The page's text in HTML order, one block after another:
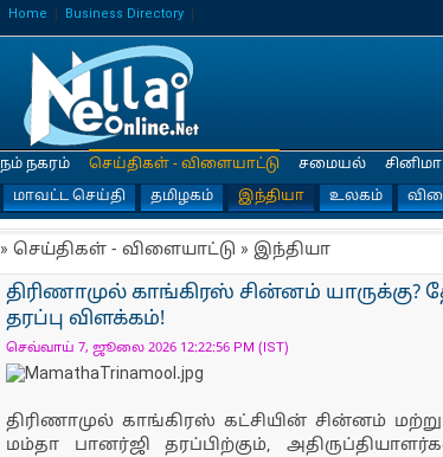
Home Business Directory
நம் நகரம்
செய்திகள் - விளையாட்டு
மாவட்ட செய்தி
தமிழகம் இந்தியா உலகம்
சமையல் சினிமா
» செய்திகள் - விளையாட்டு » இந்தியா
திரிணாமுல் காங்கிரஸ் சின்னம்
தரப்பு விளக்கம்!
செவ்வாய் 7, ஜூலை 2026 12:22:56 PM (IST)
திரிணாமுல் காங்கிரஸ் கட்சியின் சின்னம்
மம்தா பானர்ஜி தரப்பிற்கும்,